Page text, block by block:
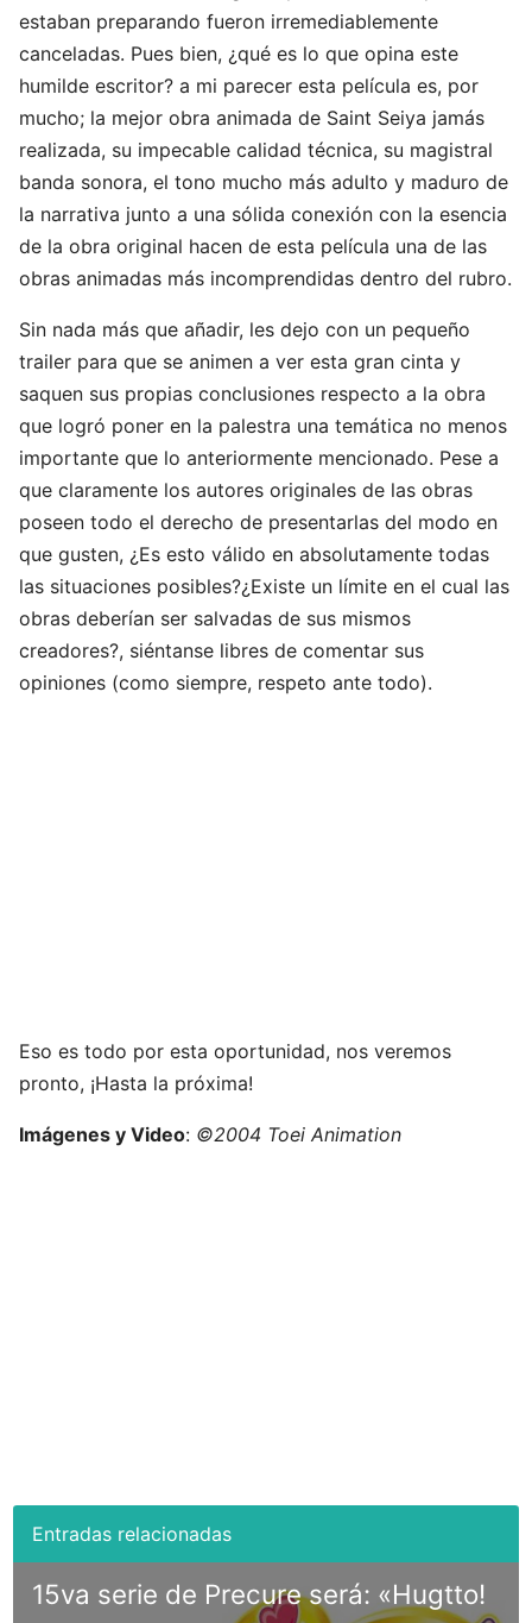
estaban preparando fueron irremediablemente
canceladas. Pues bien, ¿qué es lo que opina este
humilde escritor? a mi parecer esta película es, por
mucho; la mejor obra animada de Saint Seiya jamás
realizada, su impecable calidad técnica, su magistral
banda sonora, el tono mucho más adulto y maduro de
la narrativa junto a una sólida conexión con la esencia
de la obra original hacen de esta película una de las
obras animadas más incomprendidas dentro del rubro.
Sin nada más que añadir, les dejo con un pequeño
trailer para que se animen a ver esta gran cinta y
saquen sus propias conclusiones respecto a la obra
que logró poner en la palestra una temática no menos
importante que lo anteriormente mencionado. Pese a
que claramente los autores originales de las obras
poseen todo el derecho de presentarlas del modo en
que gusten, ¿Es esto válido en absolutamente todas
las situaciones posibles?¿Existe un límite en el cual las
obras deberían ser salvadas de sus mismos
creadores?, siéntanse libres de comentar sus
opiniones (como siempre, respeto ante todo).
Eso es todo por esta oportunidad, nos veremos
pronto, ¡Hasta la próxima!
Imágenes y Video: ©2004 Toei Animation
15va serie de Precure será: «Hugtto!